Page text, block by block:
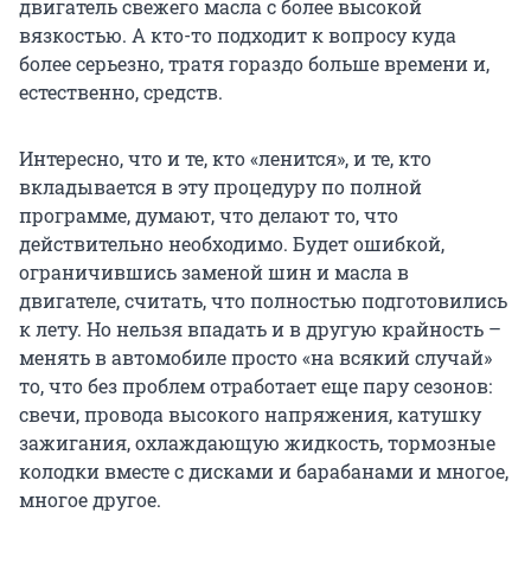
двигатель свежего масла с более высокой
вязкостью. А кто-то подходит к вопросу куда
более серьезно, тратя гораздо больше времени и,
естественно, средств.
Интересно, что и те, кто «ленится», и те, кто
вкладывается в эту процедуру по полной
программе, думают, что делают то, что
действительно необходимо. Будет ошибкой,
ограничившись заменой шин и масла в
двигателе, считать, что полностью подготовились
к лету. Но нельзя впадать и в другую крайность –
менять в автомобиле просто «на всякий случай»
то, что без проблем отработает еще пару сезонов:
свечи, провода высокого напряжения, катушку
зажигания, охлаждающую жидкость, тормозные
колодки вместе с дисками и барабанами и многое,
многое другое.